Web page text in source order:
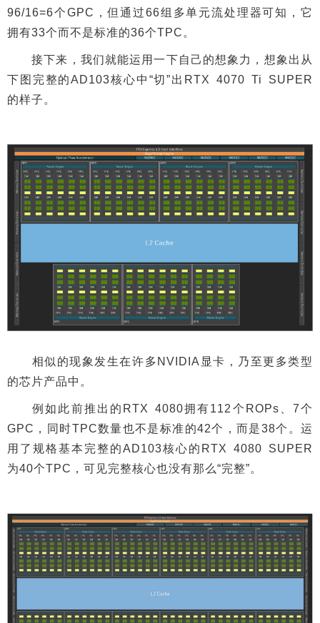
96/16=6个GPC，但通过66组多单元流处理器可知，它
拥有33个而不是标准的36个TPC。
接下来，我们就能运用一下自己的想象力，想象出从
下图完整的AD103核心中“切”出RTX 4070 Ti SUPER
的样子。
相似的现象发生在许多NVIDIA显卡，乃至更多类型
的芯片产品中。
例如此前推出的RTX 4080拥有112个ROPs、7个
GPC，同时TPC数量也不是标准的42个，而是38个。运
用了规格基本完整的AD103核心的RTX 4080 SUPER
为40个TPC，可见完整核心也没有那么“完整”。